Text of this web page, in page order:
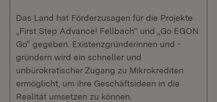
Das Land hat Förderzusagen für die Projekte
„First Step Advance! Fellbach“ und „Go EGON
Go“ gegeben. Existenzgründerinnen und -
gründern wird ein schneller und
unbürokratischer Zugang zu Mikrokrediten
ermöglicht, um ihre Geschäftsideen in die
Realität umsetzen zu können.